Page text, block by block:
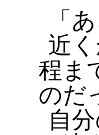
「
近
程ま
のだ
自